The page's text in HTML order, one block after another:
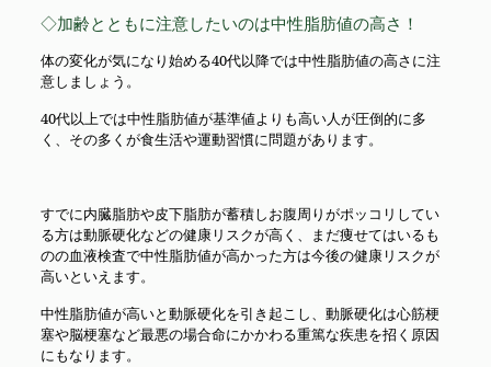
◇加齢とともに注意したいのは中性脂肪値の高さ！
体の変化が気になり始める40代以降では中性脂肪値の高さに注
意しましょう。
40代以上では中性脂肪値が基準値よりも高い人が圧倒的に多
く、その多くが食生活や運動習慣に問題があります。
すでに内臓脂肪や皮下脂肪が蓄積しお腹周りがポッコリしてい
る方は動脈硬化などの健康リスクが高く、まだ痩せてはいるも
のの血液検査で中性脂肪値が高かった方は今後の健康リスクが
高いといえます。
中性脂肪値が高いと動脈硬化を引き起こし、動脈硬化は心筋梗
塞や脳梗塞など最悪の場合命にかかわる重篤な疾患を招く原因
にもなります。